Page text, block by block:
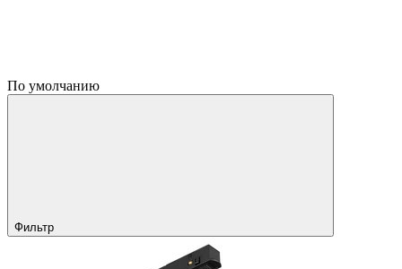
По умолчанию
Фильтр